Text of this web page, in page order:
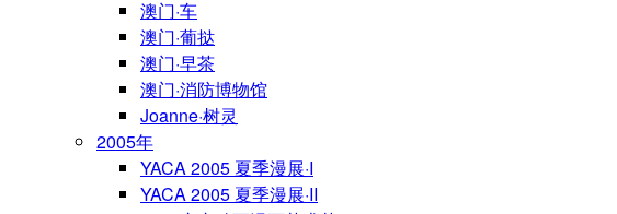
澳门·车
澳门·葡挞
澳门·早茶
澳门·消防博物馆
Joanne·树灵
2005年
YACA 2005 夏季漫展·I
YACA 2005 夏季漫展·II